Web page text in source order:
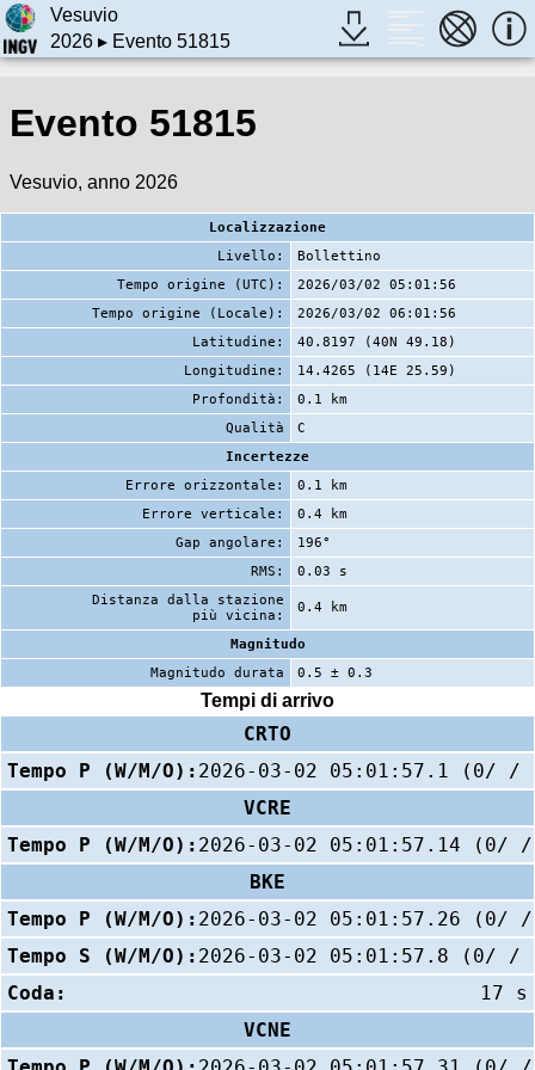
Vesuvio
2026▸ Evento 51815
Evento 51815
Vesuvio, anno 2026
Localizzazione
Livello:
Bollettino
Tempo origine (UTC):
2026/03/02 05:01:56
Tempo origine (Locale):
2026/03/02 06:01:56
Latitudine:
40.8197 (40N 49.18)
Longitudine:
14.4265 (14E 25.59)
Profondità:
0.1 km
Qualità
C
Incertezze
Errore orizzontale:
0.1 km
Errore verticale:
0.4 km
Gap angolare:
196°
RMS:
0.03 s
Distanza dalla stazione
più vicina:
0.4 km
Magnitudo
Magnitudo durata
0.5 ± 0.3
Tempi di arrivo
CRTO
Tempo P (W/M/O): 2026-03-02 05:01:57.1 (0/ /
VCRE
Tempo P (W/M/O): 2026-03-02 05:01:57.14 (0/
BKE
Tempo P (W/M/O): 2026-03-02 05:01:57.26 (0/
Tempo S (W/M/O): 2026-03-02 05:01:57.8 (0/ /
Coda:
17 s
VCNE